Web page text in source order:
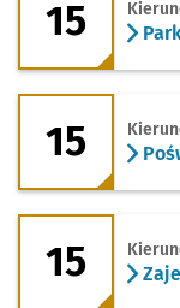
15
15 -
15
15 -
15